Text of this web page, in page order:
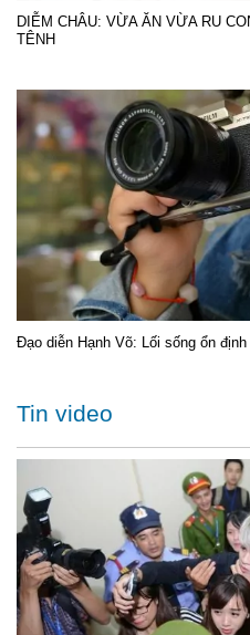
DIỄM CHÂU: VỪA ĂN VỪA RU
TÊNH
Đạo diễn Hạnh Võ: Lối sống ổn
Tin video